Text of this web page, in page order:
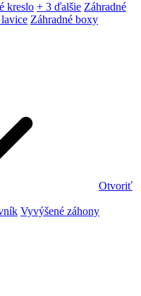
kreslo + 3 ďalšie Záhradné
Záhradné boxy
Otvoriť
Vyvýšené záhony